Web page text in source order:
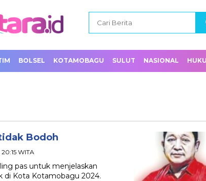
BOLSEL KOTAMOBAGU SULUT NASIONAL
Bodoh
WITA
pas untuk menjelaskan
di Kota Kotamobagu 2024.